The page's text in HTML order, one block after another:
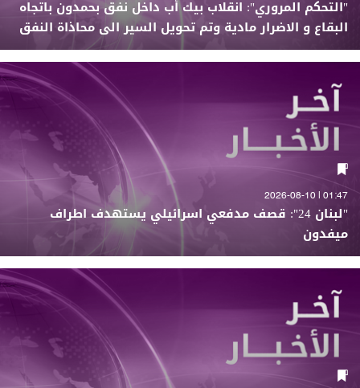
"التحكم المروري": انقلاب بيك أب داخل نفق بحمدون باتجاه
البقاع و الاضرار مادية وتم تحويل السير الى محاذاة النفق
01:47 | 2026-08-10
"لبنان 24": قصف مدفعي اسرائيلي يستهدف اطراف
ميفدون